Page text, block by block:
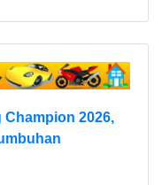
Champion 2026,